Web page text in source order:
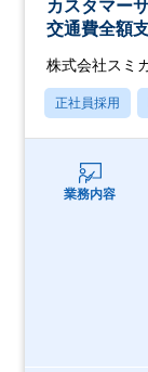
カスタマー
交通費全額
株式会社スミ
正社員採用
業務内容